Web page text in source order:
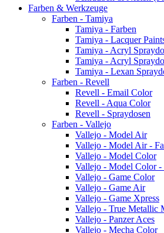
Farben & Werkzeuge
Farben - Tamiya
Tamiya - Farben
Tamiya - Lacquer
Tamiya - Acryl
Tamiya - Acryl
Tamiya - Lexan
Farben - Revell
Revell - Email Color
Revell - Aqua Color
Revell - Spraydosen
Farben - Vallejo
Vallejo - Model Air
Vallejo - Model Air -
Vallejo - Model Color
Vallejo - Model Color -
Vallejo - Game Color
Vallejo - Game Air
Vallejo - Game Xpress
Vallejo - True Metallic
Vallejo - Panzer Aces
Vallejo - Mecha Color